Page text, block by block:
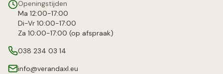
Openingstijden
Ma 12:00-17:00
Di-Vr 10:00-17:00
Za 10:00-17:00 (op afspraak)
038 234 03 14
info@verandaxl.eu